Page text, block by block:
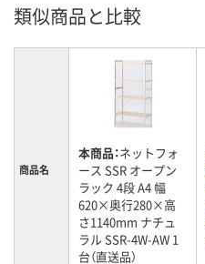
類似商品と比較
商品名
本商品：ネットフォ
ース SSR オープン
ラック 4段 A4 幅
620×奥行280×高
さ1140mm ナチュ
ラル SSR-4W-AW 1
台（直送品）